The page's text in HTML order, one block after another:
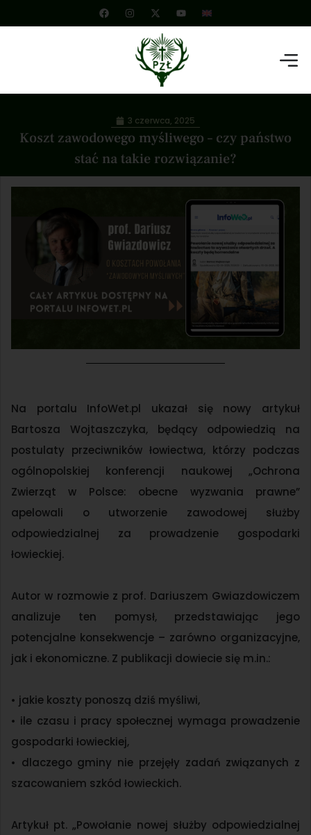
Koszt zawodowego myśliwego – czy państwo
stać na takie rozwiązanie?
3 czerwca, 2025
Na portalu InfoWet.pl ukazał się nowy artykuł
Bartosza Wojtaszczyka, będący odpowiedzią na
postulaty przeciwników łowiectwa, którzy podczas
ogólnopolskiej konferencji naukowej „Ochrona
Zwierząt w Polsce: obecne wyzwania prawne”
apelowali o utworzenie zawodowej służby
odpowiedzialnej za prowadzenie gospodarki
łowieckiej.
Autor w rozmowie z prof. Dariuszem Gwiazdowiczem
analizuje ten pomysł, przedstawiając jego
potencjalne konsekwencje – zarówno organizacyjne,
jak i ekonomiczne. Z publikacji dowiecie się m.in.:
• jakie koszty ponoszą dziś myśliwi,
• ile czasu i pracy społecznej wymaga prowadzenie
gospodarki łowieckiej,
• dlaczego gminy nie przejęły zadań związanych z
szacowaniem szkód łowieckich.
Artykuł pt. „Powołanie nowej służby odpowiedzialnej